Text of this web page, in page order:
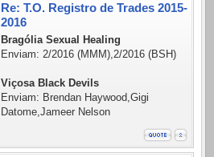
Re: T.O. Registro de Trades 2015-
2016
Bragólia Sexual Healing
Enviam: 2/2016 (MMM),2/2016 (BSH)
Viçosa Black Devils
Enviam: Brendan Haywood,Gigi
Datome,Jameer Nelson